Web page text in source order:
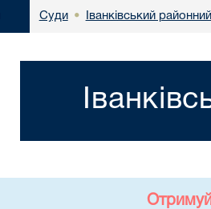
Суди • Іванківський